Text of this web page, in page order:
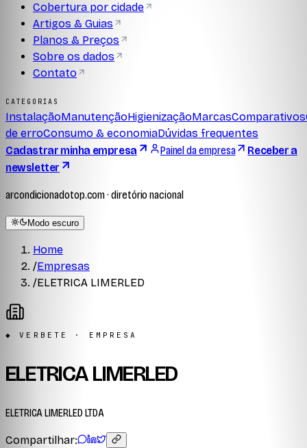
Cobertura por cidade
Artigos & Guias
Planos & Preços
Sobre os dados
Contato
CATEGORIAS
InstalaçãoManutençãoHigienizaçãoMarcasComparativos
de erroConsumo & economiaDúvidas frequentes
Cadastrar minha empresa
Painel da empresa
Receber a
newsletter
arcondicionadotop.com · diretório nacional
Modo escuro
Home
/Empresas
/ELETRICA LIMERLED
◆ VERBETE · EMPRESA
ELETRICA LIMERLED
ELETRICA LIMERLED LTDA
Compartilhar: